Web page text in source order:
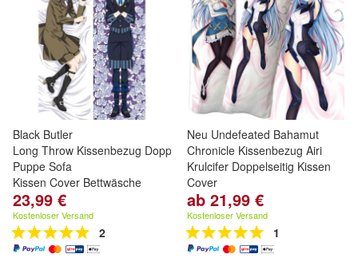
Black Butler
Long Throw Kissenbezug Doppelseitig
Puppe Sofa
Kissen Cover Bettwäsche
23,99 €
Kostenloser Versand
2
Neu Undefeated Bahamut
Chronicle Kissenbezug Airi
Krulcifer Doppelseitig Kissen
Cover
ab 21,99 €
Kostenloser Versand
1